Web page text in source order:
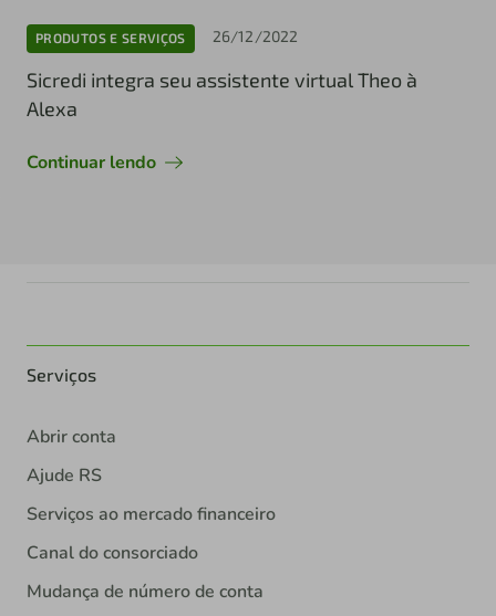
PRODUTOS E SERVIÇOS 26/12/2022
Sicredi integra seu assistente virtual Theo à
Alexa
Continuar lendo
Serviços
Abrir conta
Ajude RS
Serviços ao mercado financeiro
Canal do consorciado
Mudança de número de conta